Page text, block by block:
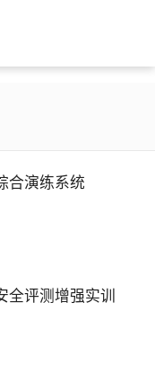
合演练系统
全评测增强实训